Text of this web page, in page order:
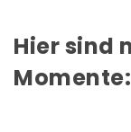
Hier sind
Momente: